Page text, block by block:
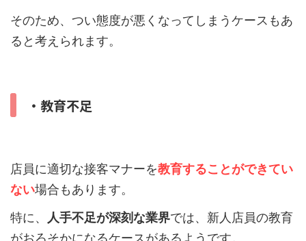
そのため、つい態度が悪くなってしまうケースもあ
ると考えられます。
・教育不足
店員に適切な接客マナーを教育することができてい
ない場合もあります。
特に、
人手不足が深刻な業界では、新人店員の教育
がおろそかになるケースがあるようです。